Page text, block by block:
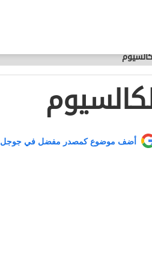
أضف موضوع كمصدر مفضل في جوجل